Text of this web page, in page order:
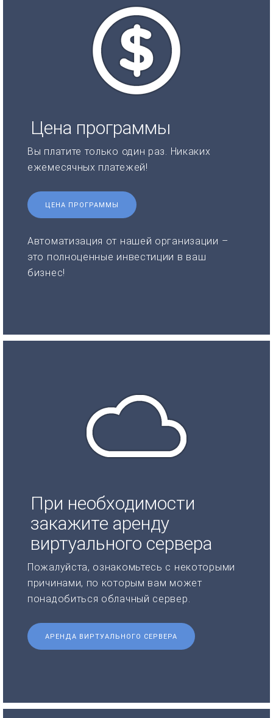
Цена программы
Вы платите только один раз. Никаких
ежемесячных платежей!
ЦЕНА ПРОГРАММЫ
Автоматизация от нашей организации –
это полноценные инвестиции в ваш
бизнес!
При необходимости
закажите аренду
виртуального сервера
Пожалуйста, ознакомьтесь с некоторыми
причинами, по которым вам может
понадобиться облачный сервер.
АРЕНДА ВИРТУАЛЬНОГО СЕРВЕРА